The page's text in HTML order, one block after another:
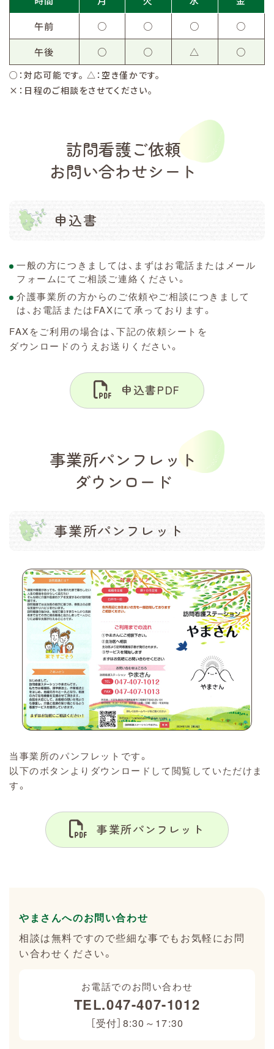
午前
○ ○ ○
○
午後
○ ○ △ ○
○：対応可能です。 △：空き僅かです。
×：日程のご相談をさせてください。
訪問看護ご依頼
お問い合わせシート
申込書
一般の方につきましては、まずはお電話またはメール
フォームにてご相談ご連絡ください。
介護事業所の方からのご依頼やご相談につきまして
は、お電話またはFAXにて承っております。
FAXをご利用の場合は、下記の依頼シートを
ダウンロードのうえお送りください。
申込書PDF
事業所パンフレット
ダウンロード
事業所パンフレット
当事業所のパンフレットです。
以下のボタンよりダウンロードして閲覧していただけま
す。
事業所パンフレット
やまさんへのお問い合わせ
相談は無料ですので些細な事でもお気軽にお問
い合わせください。
お電話でのお問い合わせ
TEL.047-407-1012
［受付］8:30～17:30